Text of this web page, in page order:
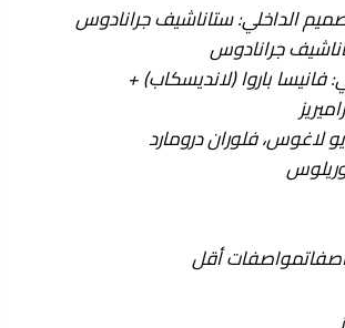
الداخلي:ستاناشيف جرانادوس
جرانادوس
فانيسا باروا (لانديسكاب) +
لاغوس، فلوران درومارد
مواصفات أقل